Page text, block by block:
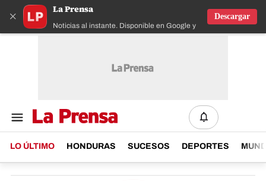
×
La Prensa
Noticias al instante. Disponible en Google y IOS
Descargar
LO ÚLTIMO HONDURAS SUCESOS DEPORTES